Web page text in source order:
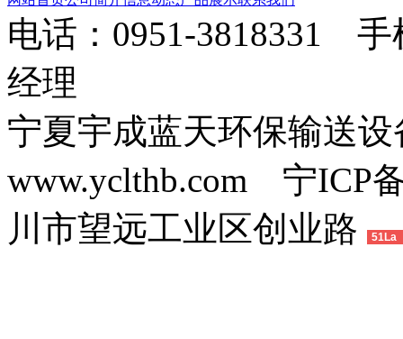
电话：0951-3818331 手
经理
宁夏宇成蓝天环保输送
www.yclthb.com 宁ICP
川市望远工业区创业路
51La